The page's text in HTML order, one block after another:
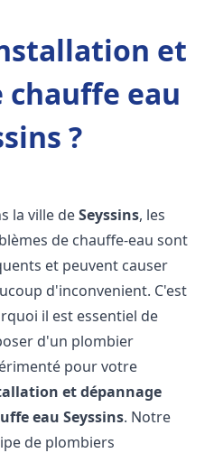
et
chauffe eau
?
la ville deSeyssins, les
de chauffe-eau sont
et peuvent causer
d'inconvenient. C'est
il est essentiel de
d'un plombier
pour votre
et dépannage
eau Seyssins. Notre
de plombiers